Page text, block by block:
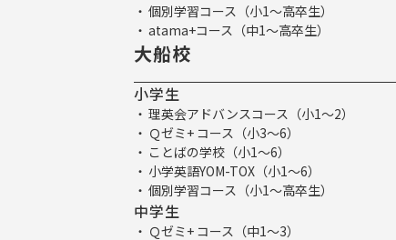
個別学習コース（小1～高卒生）
atama+コース（中1～高卒生）
大船校
小学生
理英会アドバンスコース（小1～2）
Ｑゼミ+ コース（小3～6）
ことばの学校（小1～6）
小学英語YOM-TOX（小1～6）
個別学習コース（小1～高卒生）
中学生
Ｑゼミ+ コース（中1～3）